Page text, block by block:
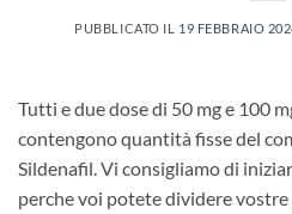
PUBBLICATO IL 19 FEBBRAIO
Tutti e due dose di 50 mg e 100
contengono quantità fisse del
Sildenafil. Vi consigliamo di
perche voi potete dividere